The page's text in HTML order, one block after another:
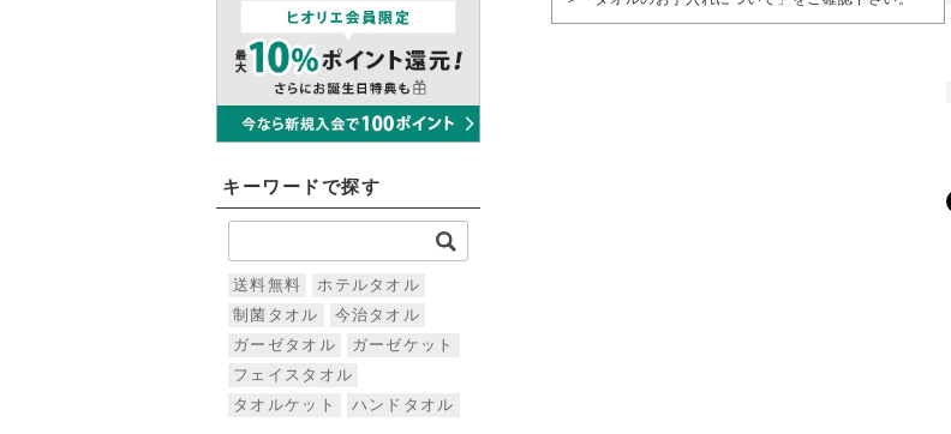
キーワードで探す
送料無料
ホテルタオル
制菌タオル
今治タオル
ガーゼタオル
ガーゼケット
フェイスタオル
タオルケット
ハンドタオル